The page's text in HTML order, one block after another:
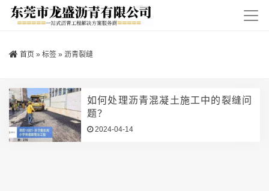
首页 » 标签 » 沥青裂缝
如何处理沥青混凝土施工中的裂缝问
题？
2024-04-14